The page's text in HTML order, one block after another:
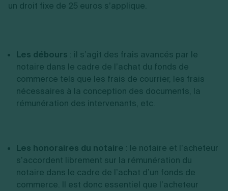
un droit fixe de 25 euros s’applique.
Les débours : il s’agit des frais avancés par le
notaire dans le cadre de l’achat du fonds de
commerce tels que les frais de courrier, les frais
nécessaires à la conception des documents, la
rémunération des intervenants, etc.
Les honoraires du notaire : le notaire et l’acheteur
s’accordent librement sur la rémunération du
notaire dans le cadre de l’achat d’un fonds de
commerce. Il est donc essentiel que l’acheteur